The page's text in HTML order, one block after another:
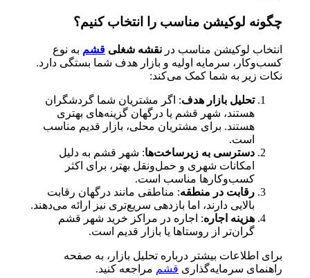
چگونه لوکیشن مناسب را انتخاب کنیم؟
انتخاب لوکیشن مناسب در نقشه شغلی قشم به نوع
کسب‌وکار، سرمایه اولیه و بازار هدف شما بستگی دارد.
نکات زیر به شما کمک می‌کند:
تحلیل بازار هدف: اگر مشتریان شما گردشگران
هستند، شهر قشم یا درگهان گزینه‌های بهتری
هستند. برای مشتریان محلی، بازار قدیم مناسب
است.
دسترسی به زیرساخت‌ها: شهر قشم به دلیل
امکانات شهری و حمل‌ونقل بهتر، برای اکثر
کسب‌وکارها مناسب است.
رقابت در منطقه: مناطقی مانند درگهان رقابت
بالایی دارند، اما بازدهی سریع‌تری نیز ارائه می‌دهند.
هزینه اجاره: اجاره در مراکز خرید شهر قشم
گران‌تر از روستاها یا بازار قدیم است.
برای اطلاعات بیشتر درباره تحلیل بازار، به صفحه
راهنمای سرمایه‌گذاری قشم مراجعه کنید.